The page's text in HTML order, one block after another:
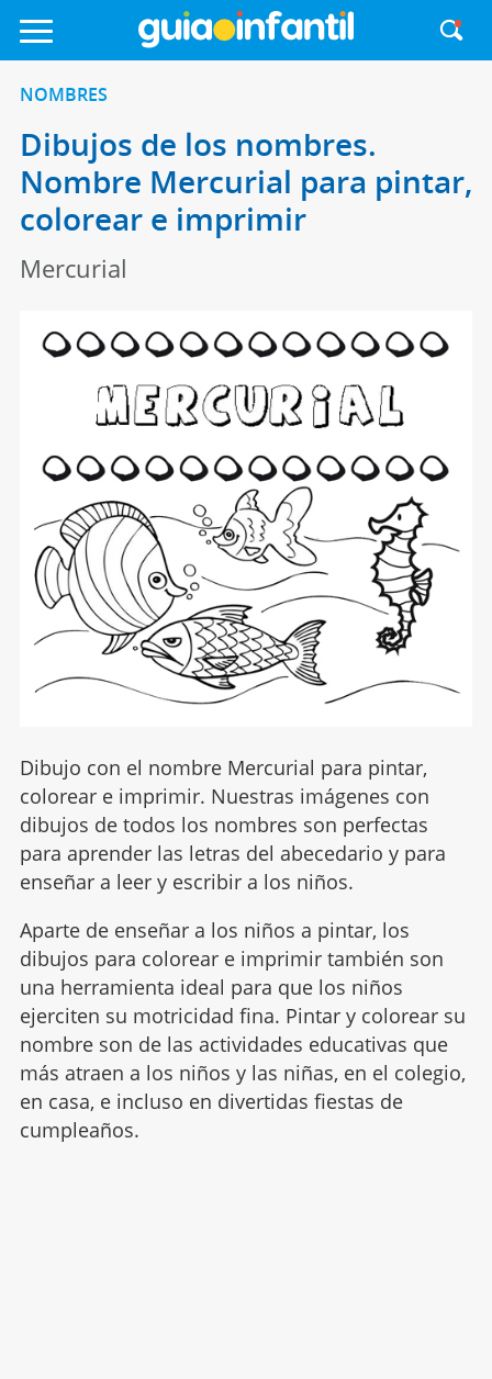
NOMBRES
Dibujos de los nombres.
Nombre Mercurial para pintar,
colorear e imprimir
Mercurial
Dibujo con el nombre Mercurial para pintar,
colorear e imprimir. Nuestras imágenes con
dibujos de todos los nombres son perfectas
para aprender las letras del abecedario y para
enseñar a leer y escribir a los niños.
Aparte de enseñar a los niños a pintar, los
dibujos para colorear e imprimir también son
una herramienta ideal para que los niños
ejerciten su motricidad fina. Pintar y colorear su
nombre son de las actividades educativas que
más atraen a los niños y las niñas, en el colegio,
en casa, e incluso en divertidas fiestas de
cumpleaños.